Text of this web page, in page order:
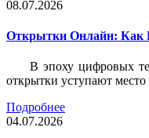
08.07.2026
Открытки Онлайн: Как
В эпоху цифровых
открытки уступают
Подробнее
04.07.2026